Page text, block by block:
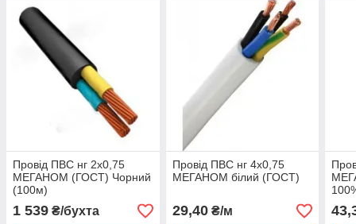
Провід ПВС нг 2х0,75
МЕГАНОМ (ГОСТ) Чорний
(100м)
1 539 ₴/бухта
Провід ПВС нг 4х0,75
МЕГАНОМ білий (ГОСТ)
29,40₴/м